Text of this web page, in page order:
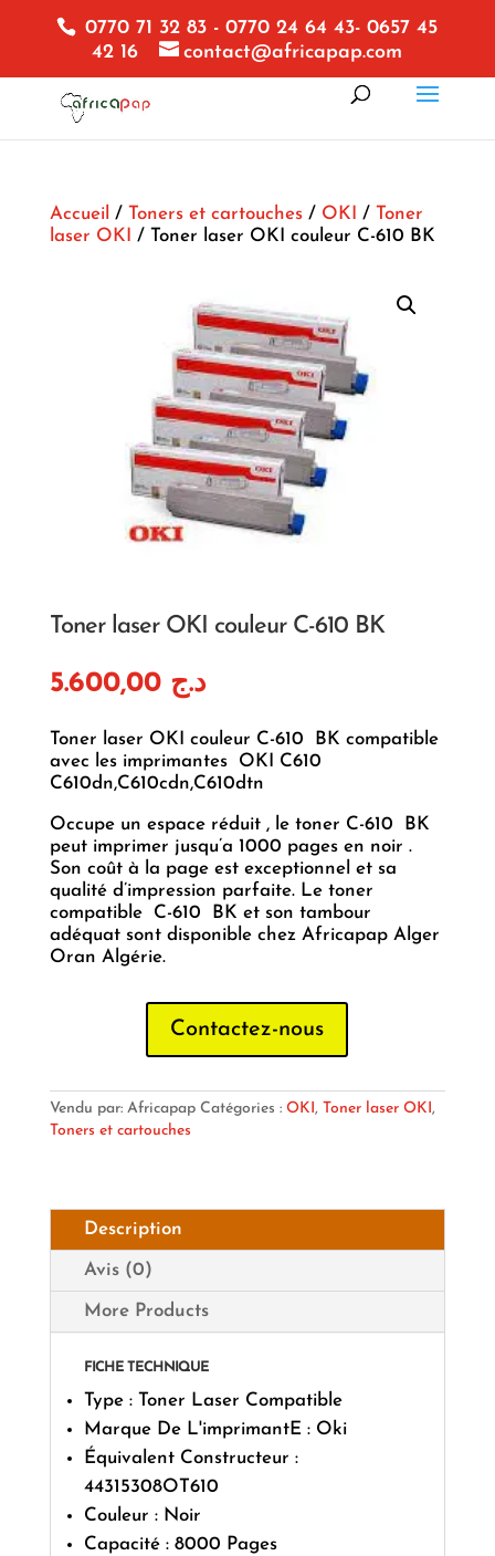
0770 71 32 83 - 0770 24 64 43- 0657 45
42 16
contact@africapap.com
Accueil / Toners et cartouches/ OKI / Toner
laser OKI
/ Toner laser OKI couleur C-610 BK
Toner laser OKI couleur C-610 BK
د.ج 5.600,00
Toner laser OKI couleur C-610 BK compatible
avec les imprimantes OKI C610
C610dn,C610cdn,C610dtn
Occupe un espace réduit , le toner C-610 BK
peut imprimer jusqu’a 1000 pages en noir .
Son coût à la page est exceptionnel et sa
qualité d’impression parfaite. Le toner
compatible C-610 BK et son tambour
adéquat sont disponible chez Africapap Alger
Oran Algérie.
Contactez-nous
Vendu par: Africapap Catégories : OKI, Toner laser OKI,
Toners et cartouches
Description
Avis (0)
More Products
FICHE TECHNIQUE
Type : Toner Laser Compatible
Marque De L'imprimantE : Oki
Équivalent Constructeur :
44315308OT610
Couleur : Noir
Capacité : 8000 Pages